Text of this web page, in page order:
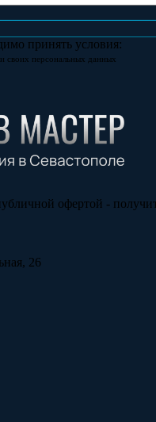
принять условия:
своих персональных данных
офертой -
26